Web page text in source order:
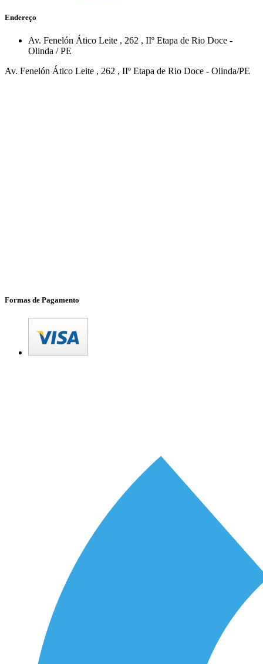
Endereço
Av. Fenelón Ático Leite , 262 , IIº Etapa de Rio Doce -
Olinda /PE
Av. Fenelón Ático Leite , 262 , IIº Etapa de Rio Doce - Olinda/PE
Formas de Pagamento